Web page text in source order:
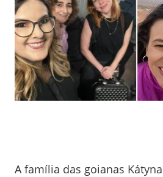
A família das goianas